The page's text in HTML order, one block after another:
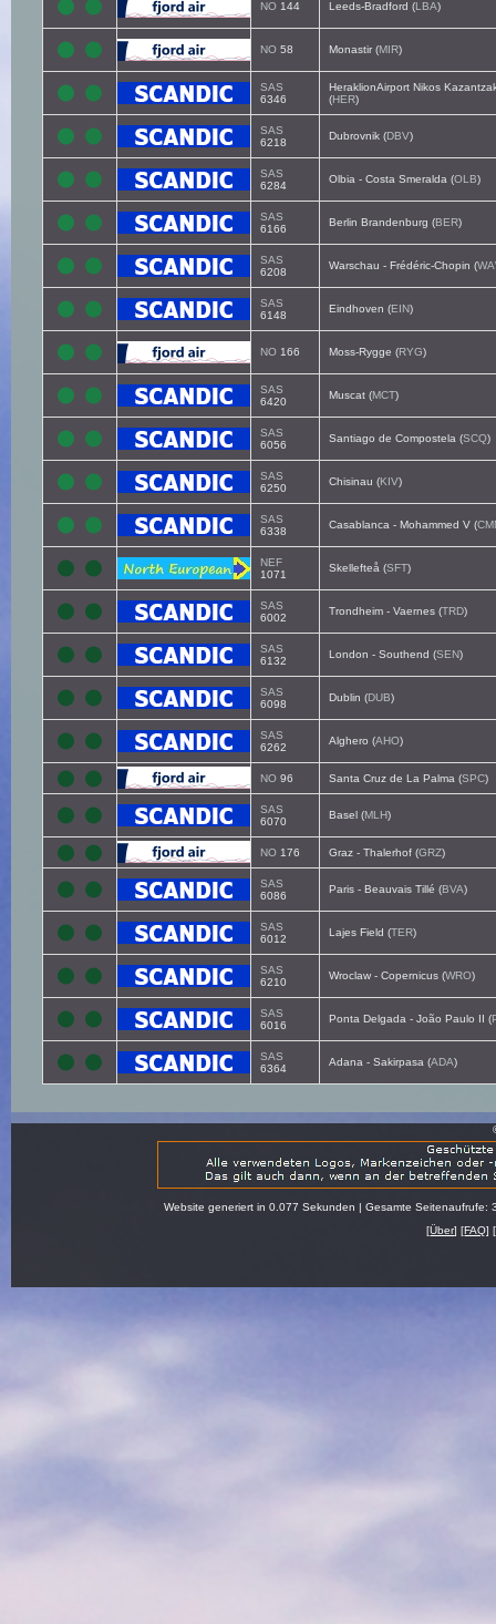
NO 144 Leeds-Bradford (LBA)
NO 58 Monastir (MIR)
SAS
6346
HeraklionAirport Nikos
(HER)
SAS
6218
Dubrovnik (DBV)
SAS
6284
Olbia - Costa Smeralda (OLB)
SAS
6166
Berlin Brandenburg (BER)
SAS
6208
Warschau - Frédéric-Chopin (
SAS
6148
Eindhoven (EIN)
NO 166 Moss-Rygge (RYG)
SAS
6420
Muscat (MCT)
SAS
6056
Santiago de Compostela (SCQ)
SAS
6250
Chisinau (KIV)
SAS
6338
Casablanca - Mohammed V (
NEF
1071
Skellefteå (SFT)
SAS
6002
Trondheim - Vaernes (TRD)
SAS
6132
London - Southend (SEN)
SAS
6098
Dublin (DUB)
SAS
6262
Alghero (AHO)
NO 96 Santa Cruz de La Palma (SPC)
SAS
6070
Basel (MLH)
NO 176 Graz - Thalerhof (GRZ)
SAS
6086
Paris - Beauvais Tillé (BVA)
SAS
6012
Lajes Field (TER)
SAS
6210
Wroclaw - Copernicus (WRO)
SAS
6016
Ponta Delgada - João Paulo II (
SAS
6364
Adana - Sakirpasa (ADA)
Website generiert in 0.077 Sekunden | Gesamte
[Über] [FAQ] [